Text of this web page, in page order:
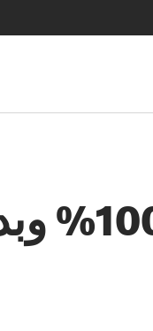
دجاجنا نقي ومن